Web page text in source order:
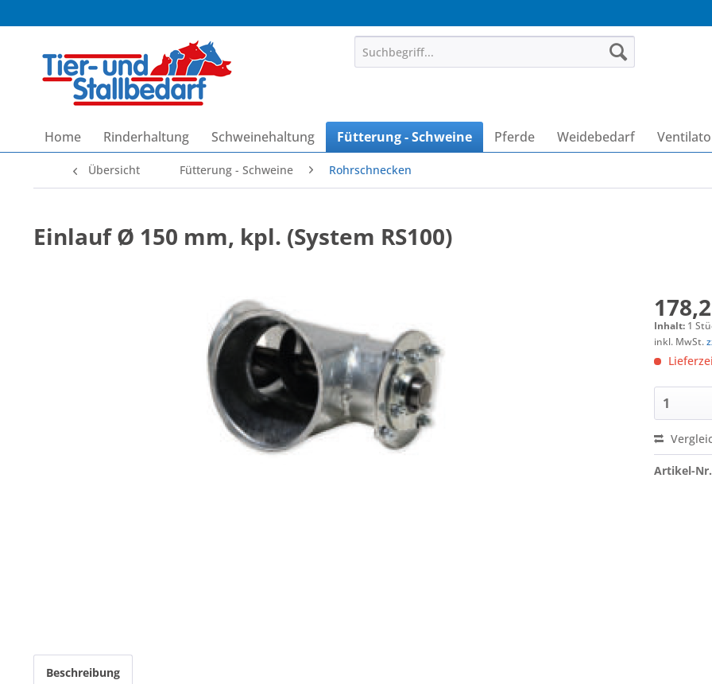
Home Rinderhaltung Schweinehaltung Fütterung - Schweine Pferde Weidebedarf
Übersicht Fütterung - Schweine Rohrschnecken
Einlauf Ø 150 mm, kpl. (System RS100)
Inhalt: 1
inkl. MwSt.
Artikel-
Beschreibung